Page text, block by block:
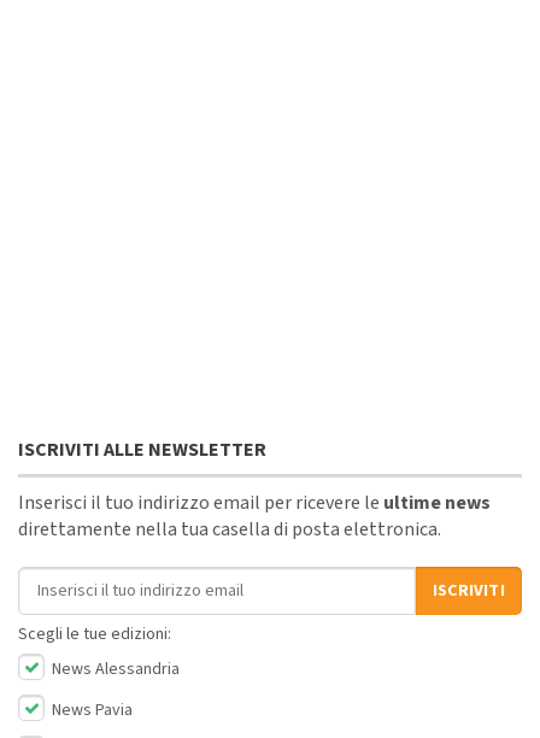
ISCRIVITI ALLE NEWSLETTER
Inserisci il tuo indirizzo email per ricevere le ultime news
direttamente nella tua casella di posta elettronica.
Indirizzo email
ISCRIVITI
Scegli le tue edizioni:
News Alessandria
News Pavia